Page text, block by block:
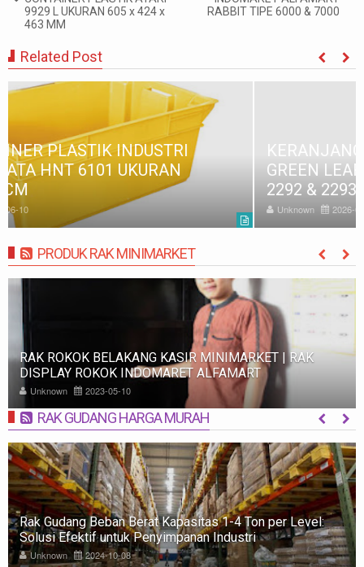
9929 L UKURAN 605 x 424 x
463 MM
RABBIT TIPE 6000 & 7000
Related Post
KERANJANG INDUSTRI CONTAINER BOX
GREEN LEAF TIPE 2227, 2228, 2290, 2291,
2292 & 2293
2026-07-10
PRODUK RAK MINIMARKET MORE
RAK ROKOK BELAKANG KASIR MINIMARKET | RAK
DISPLAY ROKOK INDOMARET ALFAMART
Unknown 2023-05-10
RAK GUDANG HARGA MURAH MORE
Rak Gudang Beban Berat Kapasitas 1-4 Ton per Level:
Solusi Efektif untuk Penyimpanan Industri
Unknown 2024-10-08